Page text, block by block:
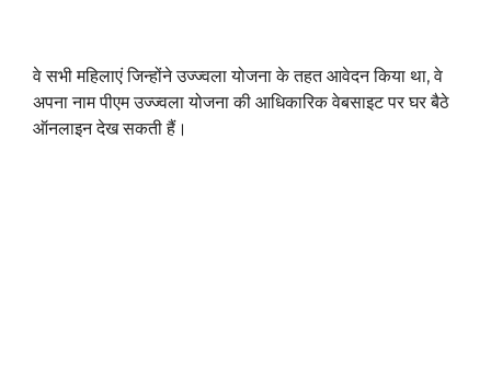
वे सभी महिलाएं जिन्होंने उज्ज्वला योजना के तहत आवेदन किया था, वे
अपना नाम पीएम उज्ज्वला योजना की आधिकारिक वेबसाइट पर घर बैठे
ऑनलाइन देख सकती हैं।